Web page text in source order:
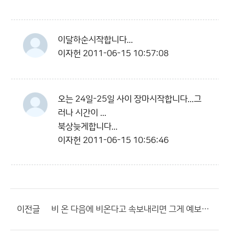
이달하순시작합니다...
이자헌 2011-06-15 10:57:08
오는 24일-25일 사이 장마시작합니다...그
러나 시간이 ...
북상늦게합니다...
이자헌 2011-06-15 10:56:46
이전글 비 온 다음에 비온다고 속보내리면 그게 예보하는거야?